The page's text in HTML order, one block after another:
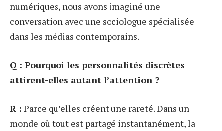
numériques, nous avons imaginé une
conversation avec une sociologue spécialisée
dans les médias contemporains.
Q : Pourquoi les personnalités discrètes
attirent-elles autant l’attention ?
R : Parce qu’elles créent une rareté. Dans un
monde où tout est partagé instantanément, la